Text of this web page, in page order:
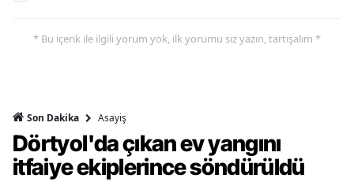
* Bu içerik ile ilgili yorum yok, ilk yorumu siz yazın, tartışalım *
Son Dakika Asayiş
Dörtyol'da çıkan ev yangını
itfaiye ekiplerince söndürüldü